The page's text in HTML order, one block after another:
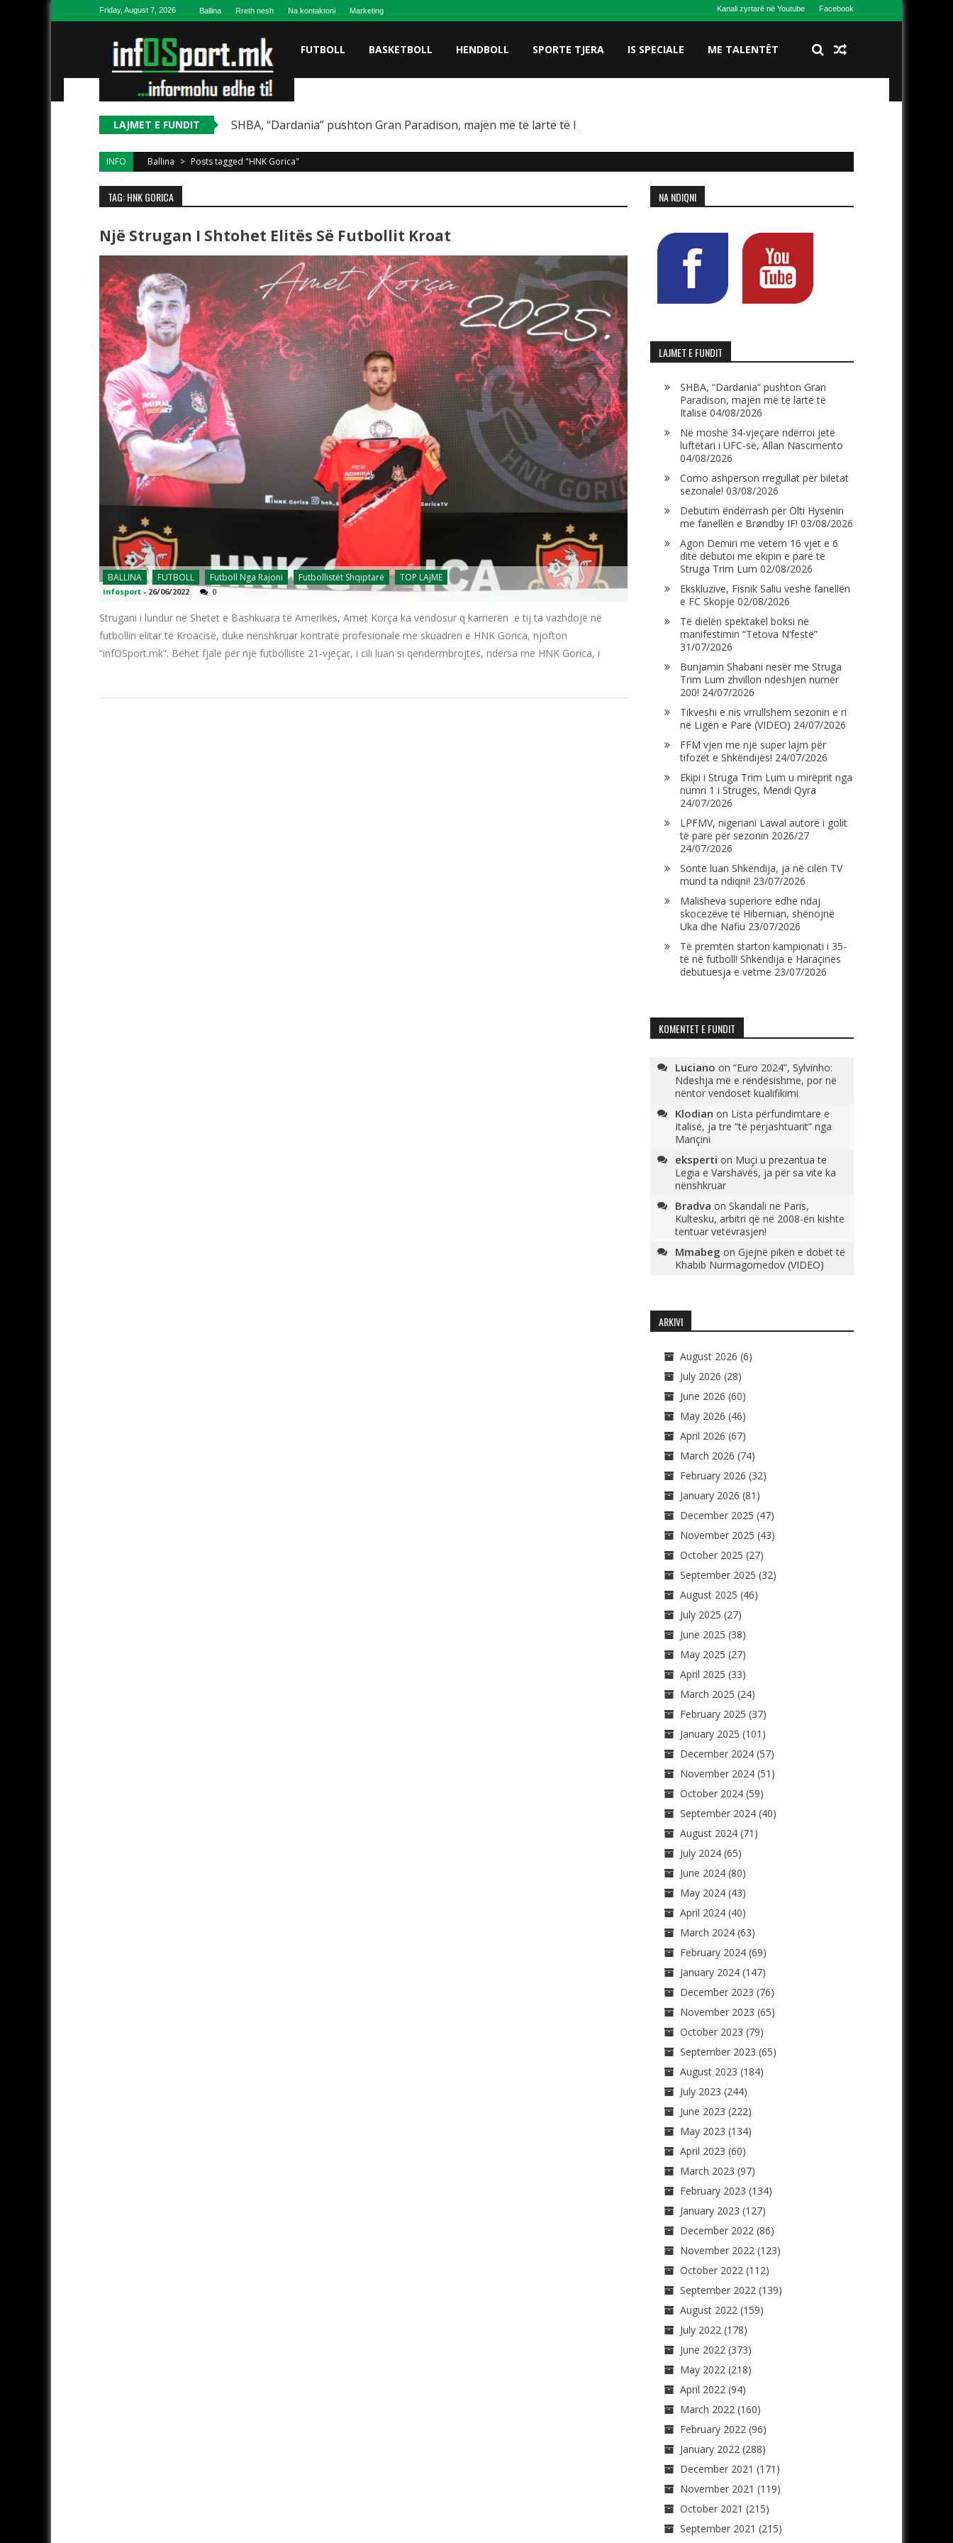
Skip to contentFriday, August 7, 2026 Ballina Rreth nesh Na kontaktoni Marketing Kanali zyrtarë në Youtube Facebook
FUTBOLL BASKETBOLL HENDBOLL SPORTE TJERA IS SPECIALE ME TALENTËT
LAJMET E FUNDIT SHBA, “Dardania” pushton Gran Paradison, majën më të lartë të Italisë
INFO Ballina > Posts tagged "HNK Gorica"
TAG: HNK GORICA
Një Strugan I Shtohet Elitës Së Futbollit Kroat
BALLINA FUTBOLL Futboll Nga Rajoni Futbollistët Shqiptarë TOP LAJME
infosport - 26/06/2022 0
Strugani i lundur në Shetet e Bashkuara të Amerikës, Amet Korça ka vendosur q karrierën e tij ta vazhdojë në
futbollin elitar të Kroacisë, duke nënshkruar kontratë profesionale me skuadrën e HNK Gorica, njofton
“infOSport.mk”. Bëhet fjalë për një futbollistë 21-vjeçar, i cili luan si qendërmbrojtës, ndërsa me HNK Gorica, i
NA NDIQNI
LAJMET E FUNDIT
SHBA, “Dardania” pushton Gran
Paradison, majën më të lartë të
Italisë 04/08/2026
Në moshë 34-vjeçare ndërroi jetë
luftëtari i UFC-së, Allan Nascimento
04/08/2026
Como ashpërson rregullat për biletat
sezonale! 03/08/2026
Debutim ëndërrash për Olti Hysenin
me fanellën e Brøndby IF! 03/08/2026
Agon Demiri me vetëm 16 vjet e 6
ditë debutoi me ekipin e parë të
Struga Trim Lum 02/08/2026
Ekskluzive, Fisnik Saliu veshë fanellën
e FC Skopje 02/08/2026
Të dielën spektakël boksi në
manifestimin “Tetova N’festë”
31/07/2026
Bunjamin Shabani nesër me Struga
Trim Lum zhvillon ndeshjen numër
200! 24/07/2026
Tikveshi e nis vrrullshëm sezonin e ri
në Ligën e Parë (VIDEO) 24/07/2026
FFM vjen me një super lajm për
tifozët e Shkëndijës! 24/07/2026
Ekipi i Struga Trim Lum u mirëprit nga
numri 1 i Strugës, Mendi Qyra
24/07/2026
LPFMV, nigeriani Lawal autorë i golit
të parë për sezonin 2026/27
24/07/2026
Sonte luan Shkëndija, ja në cilën TV
mund ta ndiqni! 23/07/2026
Malisheva superiore edhe ndaj
skocezëve të Hibernian, shënojnë
Uka dhe Nafiu 23/07/2026
Të premtën starton kampionati i 35-
të në futboll! Shkëndija e Haraçinës
debutuesja e vetme 23/07/2026
KOMENTET E FUNDIT
Luciano on “Euro 2024”, Sylvinho:
Ndeshja më e rëndësishme, por në
nëntor vendoset kualifikimi
Klodian on Lista përfundimtare e
Italisë, ja tre “të përjashtuarit” nga
Mançini
eksperti on Muçi u prezantua te
Legia e Varshavës, ja për sa vite ka
nënshkruar
Bradva on Skandali në Paris,
Kultesku, arbitri që në 2008-ën kishte
tentuar vetëvrasjen!
Mmabeg on Gjejnë pikën e dobët të
Khabib Nurmagomedov (VIDEO)
ARKIVI
August 2026 (6)
July 2026 (28)
June 2026 (60)
May 2026 (46)
April 2026 (67)
March 2026 (74)
February 2026 (32)
January 2026 (81)
December 2025 (47)
November 2025 (43)
October 2025 (27)
September 2025 (32)
August 2025 (46)
July 2025 (27)
June 2025 (38)
May 2025 (27)
April 2025 (33)
March 2025 (24)
February 2025 (37)
January 2025 (101)
December 2024(57)
November 2024(51)
October 2024(59)
September 2024(40)
August 2024(71)
July 2024(65)
June 2024(80)
May 2024(43)
April 2024(40)
March 2024(63)
February 2024(69)
January 2024(147)
December 2023 (76)
November 2023 (65)
October 2023 (79)
September 2023 (65)
August 2023 (184)
July 2023 (244)
June 2023 (222)
May 2023 (134)
April 2023 (60)
March 2023 (97)
February 2023 (134)
January 2023 (127)
December 2022(86)
November 2022(123)
October 2022(112)
September 2022(139)
August 2022(159)
July 2022(178)
June 2022(373)
May 2022(218)
April 2022(94)
March 2022(160)
February 2022(96)
January 2022(288)
December 2021 (171)
November 2021 (119)
October 2021 (215)
September 2021 (215)